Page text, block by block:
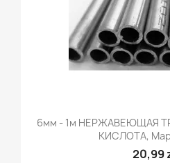
6мм - 1м НЕРЖАВЕЮЩАЯ
КИСЛОТА,
20,99